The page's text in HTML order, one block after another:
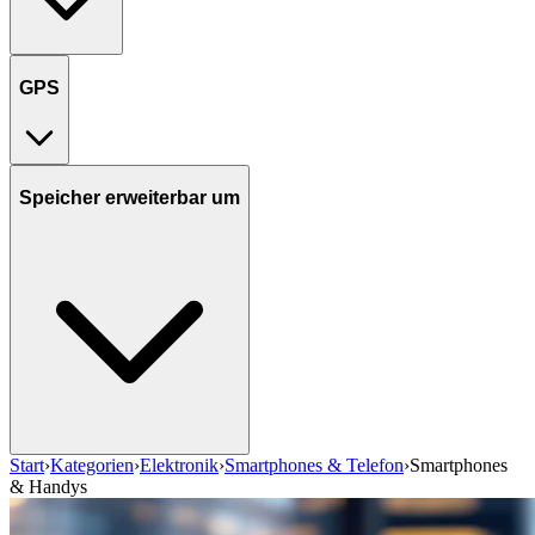
GPS
Speicher erweiterbar um
Start›Kategorien›Elektronik›Smartphones & Telefon›Smartphones
& Handys